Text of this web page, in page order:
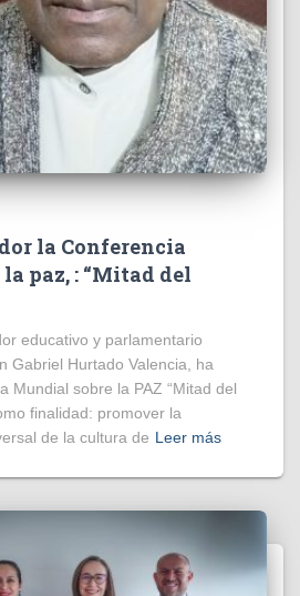
la Conferencia
paz, : “Mitad del
educativo y parlamentario
Gabriel Hurtado Valencia, ha
Mundial sobre la PAZ “Mitad del
finalidad: promover la
de la cultura de Leer más